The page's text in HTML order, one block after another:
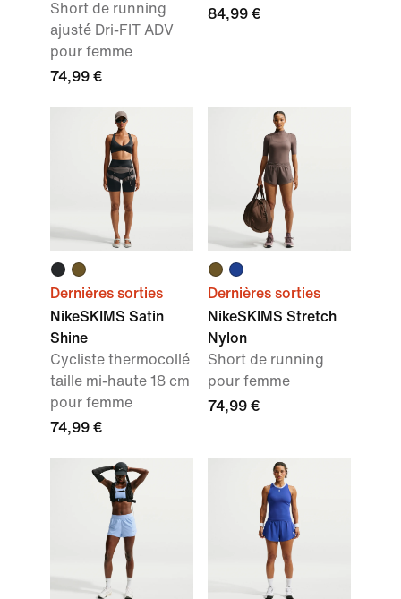
Short de running
ajusté Dri-FIT ADV
pour femme
74,99 €
84,99 €
Dernières sorties
NikeSKIMS Satin
Shine
Cycliste thermocollé
taille mi-haute 18 cm
pour femme
74,99 €
Dernières sorties
NikeSKIMS Stretch
Nylon
Short de running
pour femme
74,99 €